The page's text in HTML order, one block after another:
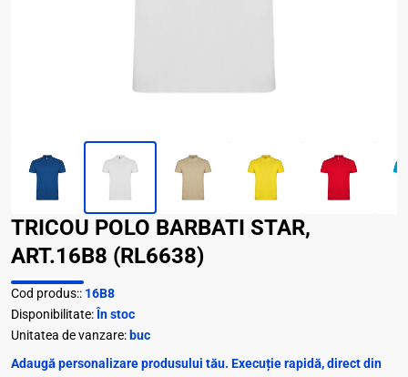
TRICOU POLO BARBATI STAR,
ART.16B8 (RL6638)
Cod produs:: 16B8
Disponibilitate: În stoc
Unitatea de vanzare: buc
Adaugă personalizare produsului tău. Execuție rapidă, direct din